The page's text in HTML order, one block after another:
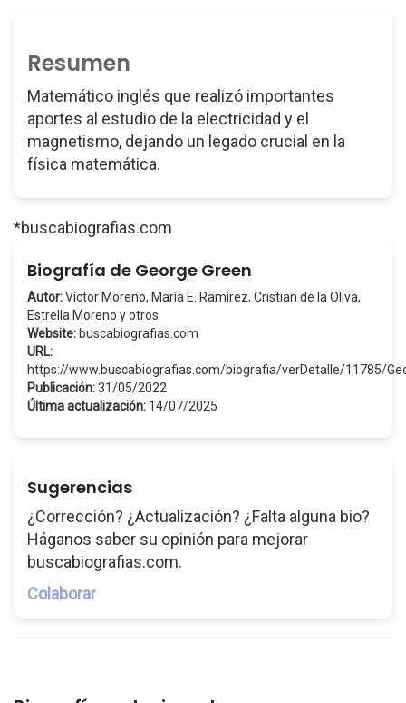
Resumen
Matemático inglés que realizó importantes
aportes al estudio de la electricidad y el
magnetismo, dejando un legado crucial en la
física matemática.
*buscabiografias.com
Biografía de George Green
Autor:Víctor Moreno, María E. Ramírez, Cristian de la Oliva,
Estrella Moreno y otros
Website: buscabiografias.com
URL:
https://www.buscabiografias.com/biografia/verDetalle/11785/
Publicación:31/05/2022
Última actualización: 14/07/2025
Sugerencias
¿Corrección? ¿Actualización? ¿Falta alguna bio?
Háganos saber su opinión para mejorar
buscabiografias.com.
Colaborar